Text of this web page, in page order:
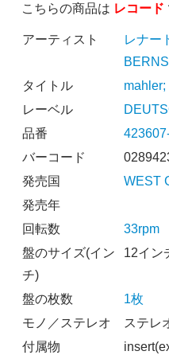
こちらの商品は レコード
アーティスト レナー
タイトル
レーベル
品番
バーコード
発売国
WEST
発売年
回転数
33rpm
盤のサイズ(イン
チ)
12イン
盤の枚数
1枚
モノ／ステレオ
ステレ
付属物